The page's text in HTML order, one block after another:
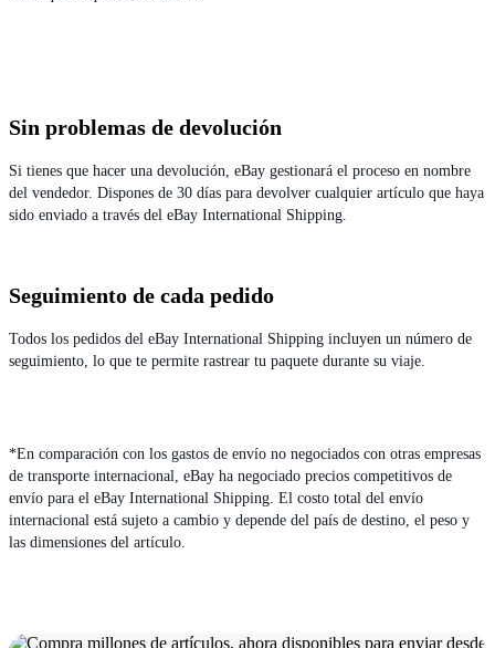
Sin problemas de devolución
Si tienes que hacer una devolución, eBay gestionará el proceso en nombre
del vendedor. Dispones de 30 días para devolver cualquier artículo que haya
sido enviado a través del eBay International Shipping.
Seguimiento de cada pedido
Todos los pedidos del eBay International Shipping incluyen un número de
seguimiento, lo que te permite rastrear tu paquete durante su viaje.
*En comparación con los gastos de envío no negociados con otras empresas
de transporte internacional, eBay ha negociado precios competitivos de
envío para el eBay International Shipping. El costo total del envío
internacional está sujeto a cambio y depende del país de destino, el peso y
las dimensiones del artículo.